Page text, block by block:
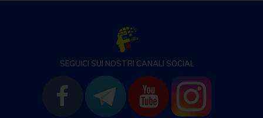
SEGUICI SUI NOSTRI CANALI SOCIAL